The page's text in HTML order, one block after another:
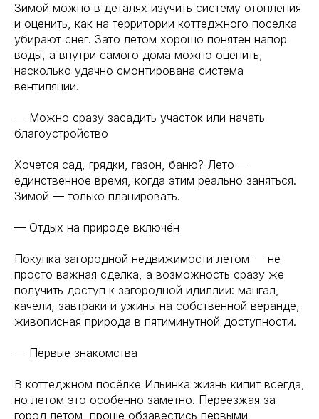
Зимой можно в деталях изучить систему отопления
и оценить, как на территории коттеджного поселка
убирают снег. Зато летом хорошо понятен напор
воды, а внутри самого дома можно оценить,
насколько удачно смонтирована система
вентиляции.
— Можно сразу засадить участок или начать
благоустройство
Хочется сад, грядки, газон, баню? Лето —
единственное время, когда этим реально заняться.
Зимой — только планировать.
— Отдых на природе включён
Покупка загородной недвижимости летом — не
просто важная сделка, а возможность сразу же
получить доступ к загородной идиллии: мангал,
качели, завтраки и ужины на собственной веранде,
живописная природа в пятиминутной доступности.
— Первые знакомства
В коттеджном посёлке Ильинка жизнь кипит всегда,
но летом это особенно заметно. Переезжая за
город летом, проще обзавестись первыми